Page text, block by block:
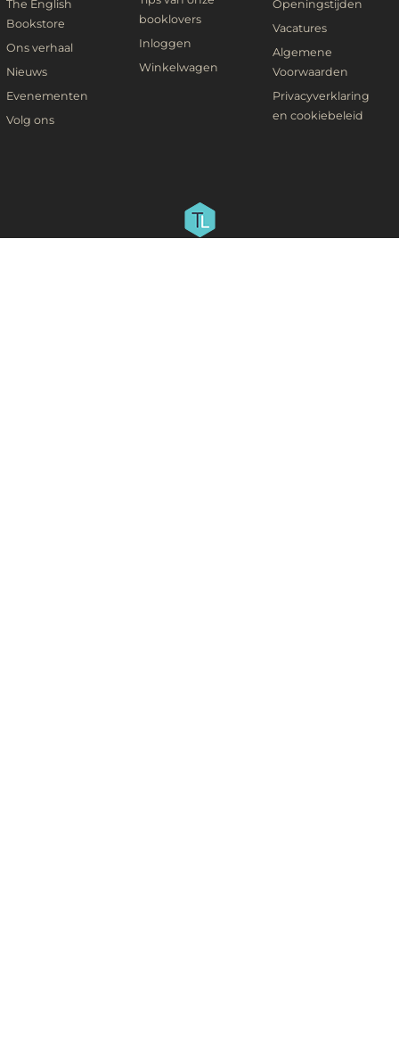
The English
Bookstore
Ons verhaal
Nieuws
Evenementen
Volg ons
booklovers
Inloggen
Winkelwagen
Openingstijden
Vacatures
Algemene
Voorwaarden
Privacyverklaring
en cookiebeleid